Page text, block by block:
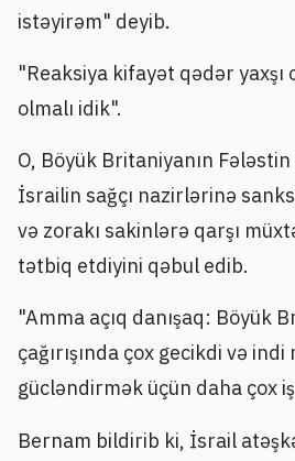
istəyirəm" deyib.
"Reaksiya kifayət qədər yaxşı
olmalı idik".
O, Böyük Britaniyanın Fələstin
İsrailin sağçı nazirlərinə
və zorakı sakinlərə qarşı
tətbiq etdiyini qəbul edib.
"Amma açıq danışaq: Böyük
çağırışında çox gecikdi və
gücləndirmək üçün daha çox
Bernam bildirib ki, İsrail